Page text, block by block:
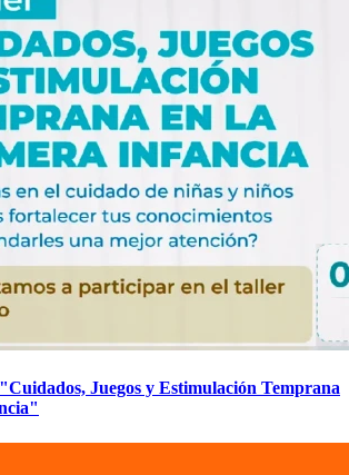
Juegos y Estimulación Temprana